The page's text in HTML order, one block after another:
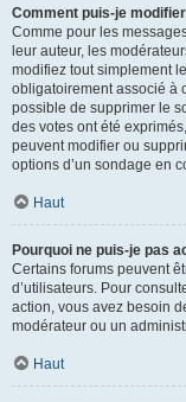
Comment puis-je
Comme pour les
leur auteur, les
modifiez tout simplement
obligatoirement associé à
possible de supprimer le
des votes ont été
peuvent modifier ou
options d’un sondage en
Haut
Pourquoi ne puis-je pas
Certains forums peuvent
d’utilisateurs. Pour
action, vous avez besoin
modérateur ou un
Haut